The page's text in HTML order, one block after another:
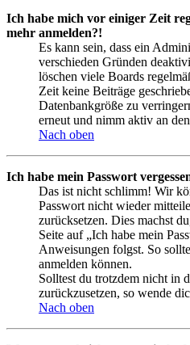
Ich habe mich vor einiger Zeit
mehr anmelden?!
Es kann sein, dass ein
verschieden Gründen
löschen viele Boards
Zeit keine Beiträge
Datenbankgröße zu
erneut und nimm aktiv an
Nach oben
Ich habe mein Passwort
Das ist nicht schlimm! Wir
Passwort nicht wieder
zurücksetzen. Dies machst
Seite auf „Ich habe mein
Anweisungen folgst. So
anmelden können.
Solltest du trotzdem nicht in
zurückzusetzen, so wende
Nach oben